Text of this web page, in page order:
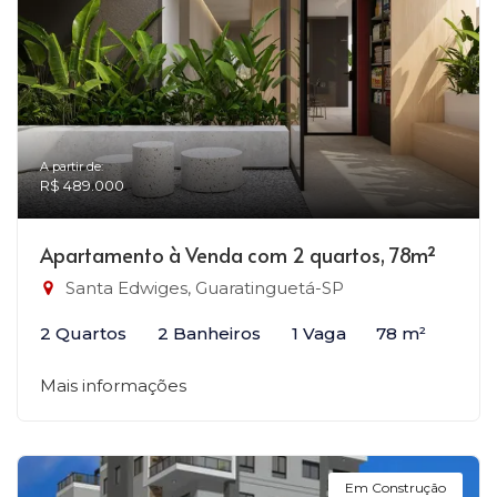
A partir de:
R$ 489.000
Apartamento à Venda com 2 quartos, 78m²
Santa Edwiges, Guaratinguetá-SP
2 Quartos 2 Banheiros 1 Vaga 78 m²
Mais informações
Em Construção